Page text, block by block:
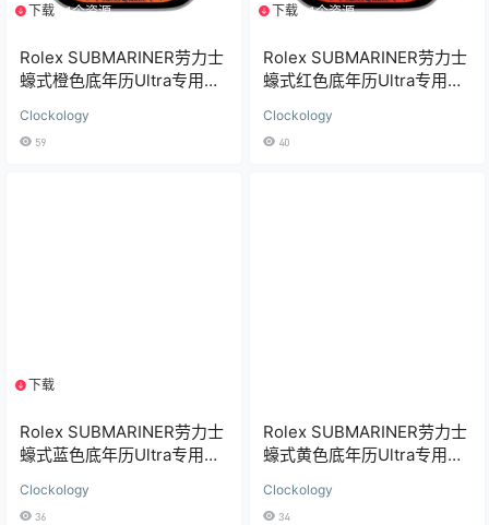
下载 1个资源
Rolex SUBMARINER劳力士
蠔式橙色底年历Ultra专用表
Clockology
59
下载 1个资源
Rolex SUBMARINER劳力士
蠔式红色底年历Ultra专用表
Clockology
40
下载
Rolex SUBMARINER劳力士
蠔式蓝色底年历Ultra专用表
Clockology
36
Rolex SUBMARINER劳力士
蠔式黄色底年历Ultra专用表
Clockology
34